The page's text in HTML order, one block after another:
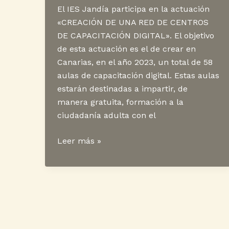
El IES Jandía participa en la actuación
«CREACIÓN DE UNA RED DE CENTROS
DE CAPACITACIÓN DIGITAL». El objetivo
de esta actuación es el de crear en
Canarias, en el año 2023, un total de 58
aulas de capacitación digital. Estas aulas
estarán destinadas a impartir, de
manera gratuita, formación a la
ciudadanía adulta con el
Aula
Digital
Leer más »